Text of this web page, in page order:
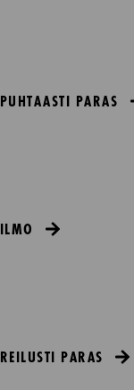
PUHTAASTI PARAS
ILMO
REILUSTI PARAS